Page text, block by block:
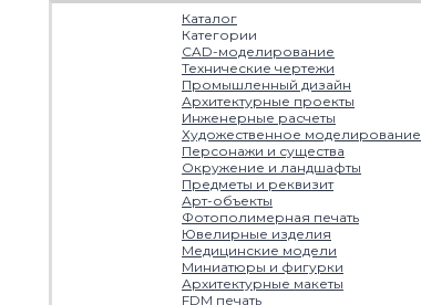
Каталог
Категории
CAD-моделирование
Технические чертежи
Промышленный дизайн
Архитектурные проекты
Инженерные расчеты
Художественное моделирование
Персонажи и существа
Окружение и ландшафты
Предметы и реквизит
Арт-объекты
Фотополимерная печать
Ювелирные изделия
Медицинские модели
Миниатюры и фигурки
Архитектурные макеты
FDM печать